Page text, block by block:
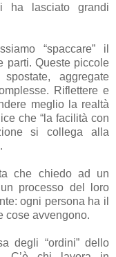
lasciato grandi
“spaccare” il
parti. Queste piccole
aggregate
Riflettere e
meglio la realtà
che “la facilità con
si collega alla
che chiedo ad un
processo del loro
ogni persona ha il
cose avvengono.
degli “ordini” dello